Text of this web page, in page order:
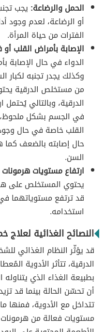
الحمل والرضاعة: يجب
أو الرضاعة، لعدم وجود
الفترات من حياة المرأة.
الإصابة بأمراض القلب
الدواء في حال الإصابة
وكذلك يجدر تجنبه لكبار
من مستخلص الدرقية
الدرقية، وبالتالي
في الجسم بشكل
القلب خاصة في حال
حال إصابته بالضعف كما
السن.
ارتفاع مستويات هرمونات
يحتوي المستخلص على
قد ترتفع مستوياتهما
استخدامه.
النصائح الغذائية لعلاج
قد يؤثّر النظام الغذائي
الدرقية، تتأثر الأدوية
بطبيعة الغذاء الذي
أن تحسّن الحالة بينما قد
تتداخل مع الأدوية،
مستويات فعالة من